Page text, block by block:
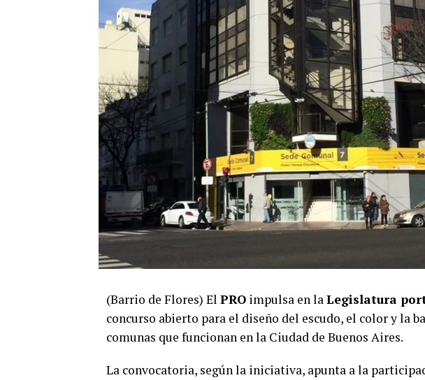
(Barrio de Flores) El PRO impulsa en laLegislatura
concurso abierto para el diseño del escudo, el color y la
comunas que funcionan en la Ciudad de Buenos Aires.
La convocatoria, según la iniciativa, apunta a la